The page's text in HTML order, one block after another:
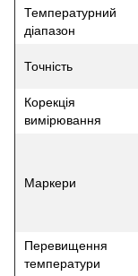
Температурний
діапазон
Точність
Корекція
вимірювання
Маркери
Перевищення
температури